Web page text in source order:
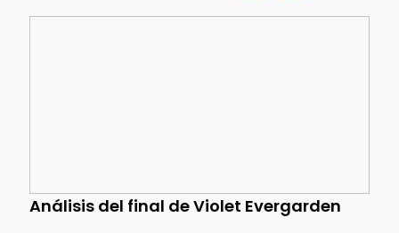
Análisis del final de Violet Evergarden